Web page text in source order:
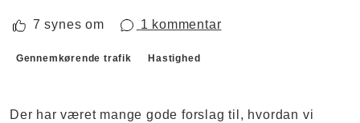
7 synes om 1 kommentar
Forslagskategorier
Gennemkørende trafik Hastighed
Der har været mange gode forslag til, hvordan vi